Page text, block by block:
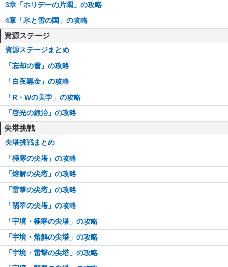
3章「ホリデーの片隅」の攻略
4章「氷と雪の国」の攻略
資源ステージ
資源ステージまとめ
「忘却の雪」の攻略
「白夜黒金」の攻略
「R・Wの美学」の攻略
「啓光の鍛治」の攻略
尖塔挑戦
尖塔挑戦まとめ
「極寒の尖塔」の攻略
「熔解の尖塔」の攻略
「雷撃の尖塔」の攻略
「翡翠の尖塔」の攻略
「宇境・極寒の尖塔」の攻略
「宇境・熔解の尖塔」の攻略
「宇境・雷撃の尖塔」の攻略